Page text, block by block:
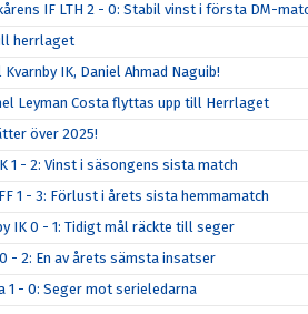
IF LTH 2 - 0: Stabil vinst i första DM-
herrlaget
IK, Daniel Ahmad Naguib!
Leyman Costa flyttas upp till Herrlaget
över 2025!
1 - 2: Vinst i säsongens sista match
1 - 3: Förlust i årets sista hemmamatch
IK 0 - 1: Tidigt mål räckte till seger
- 2: En av årets sämsta insatser
1 - 0: Seger mot serieledarna